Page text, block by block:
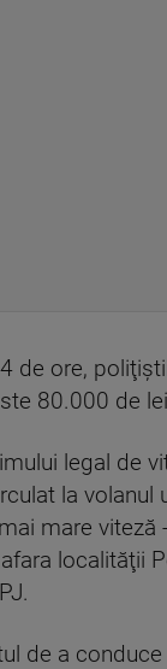
de ore,
80.000 de
legal de
la volanul
mare
localităţii
de a